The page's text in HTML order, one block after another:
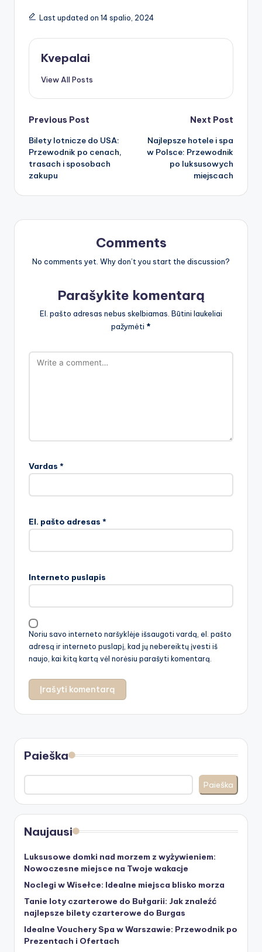
Last updated on 14 spalio, 2024
Kvepalai
View All Posts
Post
navigation
Previous Post
Bilety lotnicze do USA:
Przewodnik po cenach,
trasach i sposobach
zakupu
Next Post
Najlepsze hotele i spa
w Polsce: Przewodnik
po luksusowych
miejscach
Comments
No comments yet. Why don’t you start the discussion?
Parašykite komentarą
El. pašto adresas nebus skelbiamas. Būtini laukeliai
pažymėti *
Vardas *
El. pašto adresas *
Interneto puslapis
Noriu savo interneto naršyklėje išsaugoti vardą, el. pašto
adresą ir interneto puslapį, kad jų nebereiktų įvesti iš
naujo, kai kitą kartą vėl norėsiu parašyti komentarą.
Paieška
Paieška
Naujausi
Luksusowe domki nad morzem z wyżywieniem:
Nowoczesne miejsce na Twoje wakacje
Noclegi w Wisełce: Idealne miejsca blisko morza
Tanie loty czarterowe do Bułgarii: Jak znaleźć
najlepsze bilety czarterowe do Burgas
Idealne Vouchery Spa w Warszawie: Przewodnik po
Prezentach i Ofertach